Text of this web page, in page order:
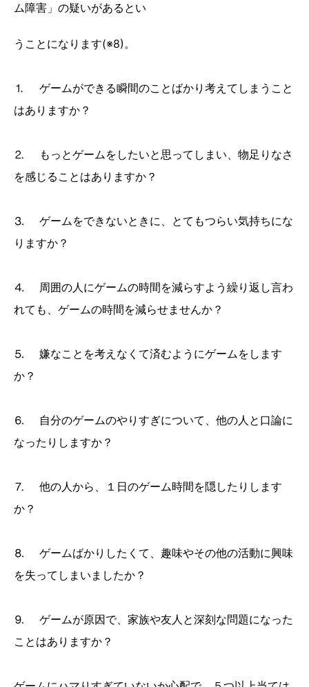
ム障害」の疑いがあるとい
うことになります(※8)。
⒈ ゲームができる瞬間のことばかり考えてしまうこと
はありますか？
⒉ もっとゲームをしたいと思ってしまい、物足りなさ
を感じることはありますか？
⒊ ゲームをできないときに、とてもつらい気持ちにな
りますか？
⒋ 周囲の人にゲームの時間を減らすよう繰り返し言わ
れても、ゲームの時間を減らせませんか？
⒌ 嫌なことを考えなくて済むようにゲームをします
か？
⒍ 自分のゲームのやりすぎについて、他の人と口論に
なったりしますか？
⒎ 他の人から、１日のゲーム時間を隠したりします
か？
⒏ ゲームばかりしたくて、趣味やその他の活動に興味
を失ってしまいましたか？
⒐ ゲームが原因で、家族や友人と深刻な問題になった
ことはありますか？